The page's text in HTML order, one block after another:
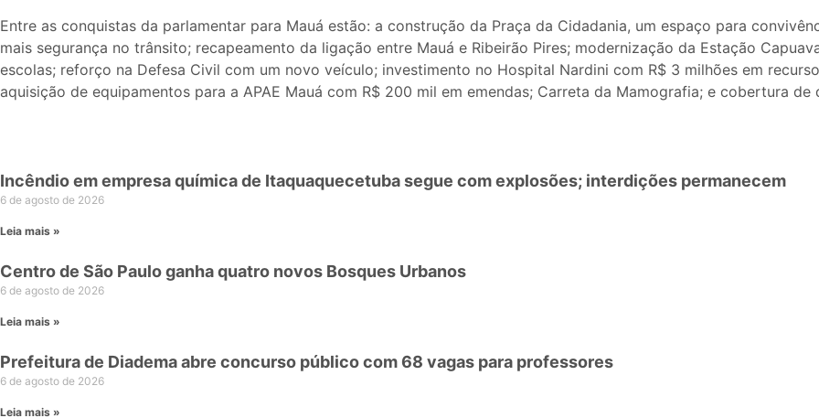
Entre as conquistas da parlamentar para Mauá estão: a construção da Praça da Cidadania, um espaço para
mais segurança no trânsito; recapeamento da ligação entre Mauá e Ribeirão Pires; modernização da Estação
escolas; reforço na Defesa Civil com um novo veículo; investimento no Hospital Nardini com R$ 3 milhões em
aquisição de equipamentos para a APAE Mauá com R$ 200 mil em emendas; Carreta da Mamografia; e cobertura
Incêndio em empresa química de Itaquaquecetuba segue com explosões; interdições permanecem
6 de agosto de 2026
Leia mais »
Centro de São Paulo ganha quatro novos Bosques Urbanos
6 de agosto de 2026
Leia mais »
Prefeitura de Diadema abre concurso público com 68 vagas para professores
6 de agosto de 2026
Leia mais »